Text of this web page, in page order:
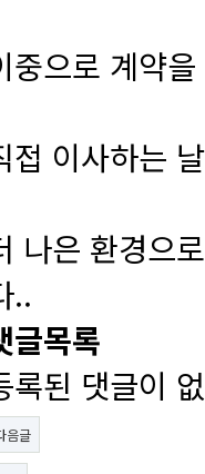
중으로 계약
접 이사하는
나은 환경으
..
글목록
록된 댓글이
음글